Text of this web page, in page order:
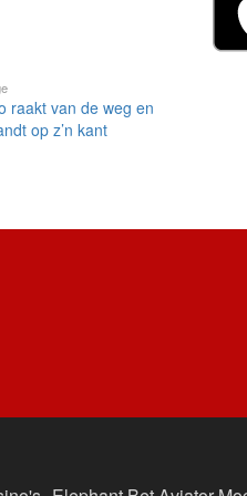
raakt van de weg en
op z’n kant